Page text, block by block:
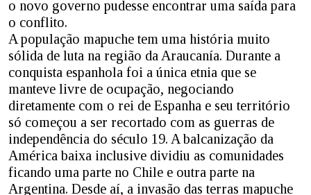
o novo governo pudesse encontrar uma saída para
o conflito.
A população mapuche tem uma história muito
sólida de luta na região da Araucanía. Durante a
conquista espanhola foi a única etnia que se
manteve livre de ocupação, negociando
diretamente com o rei de Espanha e seu território
só começou a ser recortado com as guerras de
independência do século 19. A balcanização da
América baixa inclusive dividiu as comunidades
ficando uma parte no Chile e outra parte na
Argentina. Desde aí, a invasão das terras mapuche